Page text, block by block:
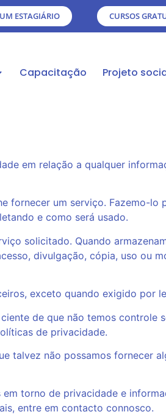
ESTAGIÁRIO CURSOS
Capacitação Projeto
em relação a qualquer
fornecer um serviço. Fazemo-lo
e como será usado.
solicitado. Quando
divulgação, cópia, uso ou
exceto quando exigido por
de que não temos controle
de privacidade.
talvez não possamos fornecer
torno de privacidade e
entre em contacto connosco.